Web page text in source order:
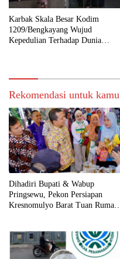
Karbak Skala Besar Kodim
1209/Bengkayang Wujud
Kepedulian Terhadap Dunia
Rekomendasi untuk kamu
Dihadiri Bupati & Wabup
Pringsewu, Pekon Persiapan
Kresnomulyo Barat Tuan Rumah